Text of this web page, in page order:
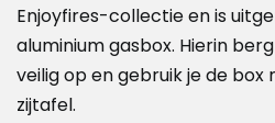
Enjoyfires-collectie en is
aluminium gasbox. Hierin
veilig op en gebruik je de
zijtafel.